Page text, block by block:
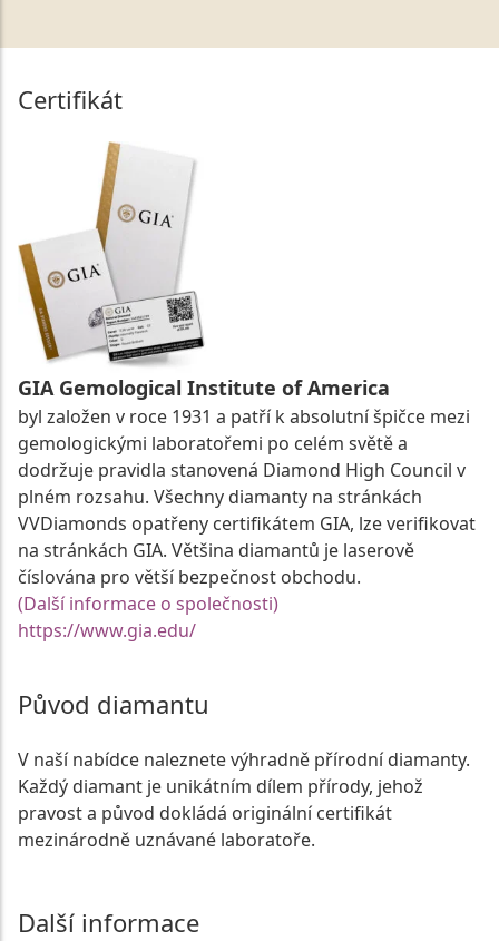
Certifikát
GIA Gemological Institute of America
byl založen v roce 1931 a patří k absolutní špičce mezi
gemologickými laboratořemi po celém světě a
dodržuje pravidla stanovená Diamond High Council v
plném rozsahu. Všechny diamanty na stránkách
VVDiamonds opatřeny certifikátem GIA, lze verifikovat
na stránkách GIA. Většina diamantů je laserově
číslována pro větší bezpečnost obchodu.
(Další informace o společnosti)
https://www.gia.edu/
Původ diamantu
V naší nabídce naleznete výhradně přírodní diamanty.
Každý diamant je unikátním dílem přírody, jehož
pravost a původ dokládá originální certifikát
mezinárodně uznávané laboratoře.
Další informace